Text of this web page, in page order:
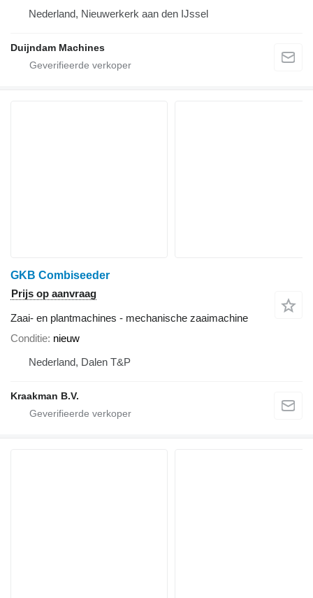
Nederland, Nieuwerkerk aan den IJssel
Duijndam Machines
GKB Combiseeder
Prijs op aanvraag
Zaai- en plantmachines - mechanische zaaimachine
Conditie nieuw
Nederland, Dalen T&P
Kraakman B.V.